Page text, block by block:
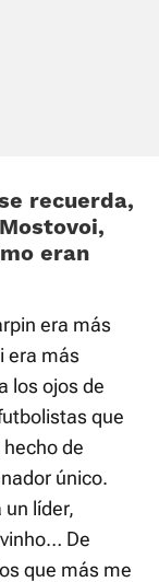
recuerda,
eran
era más
era más
los ojos de
que
de
único.
un líder,
De
que más me